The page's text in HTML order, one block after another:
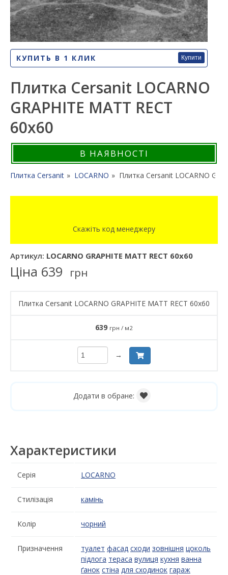
КУПИТЬ В 1 КЛИК Купити
Плитка Cersanit LOCARNO
GRAPHITE MATT RECT
60x60
В НАЯВНОСТІ
Плитка Cersanit LOCARNO Плитка Cersanit LOCARNO
Скажіть код менеджеру
Артикул: LOCARNO GRAPHITE MATT RECT 60x60
Ціна 639 грн
Плитка Cersanit LOCARNO GRAPHITE MATT RECT 60x60
639 грн / м2
→
Додати в обране:
Характеристики
Серія LOCARNO
Стилізація камінь
Колір чорний
Призначення туалет фасад сходи зовнішня цоколь
підлога тераса вулиця кухня ванна
ґанок стіна для сходинок гараж